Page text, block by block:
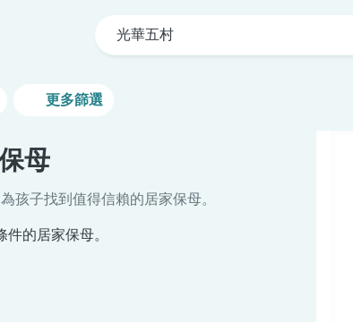
光華五村
更多篩選
母
孩子找到值得信賴的居家保母。
的居家保母。